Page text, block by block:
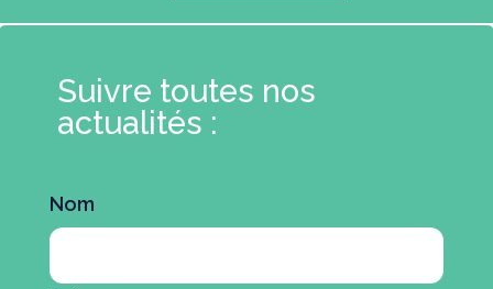
Suivre toutes nos
actualités :
Nom